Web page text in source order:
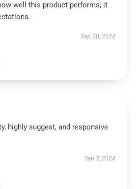
well this product performs; it
Sep 30, 2024
highly suggest, and responsive
Sep 3, 2024